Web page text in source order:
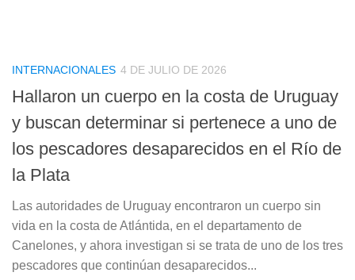
INTERNACIONALES 4 DE JULIO DE 2026
Hallaron un cuerpo en la costa de Uruguay
y buscan determinar si pertenece a uno de
los pescadores desaparecidos en el Río de
la Plata
Las autoridades de Uruguay encontraron un cuerpo sin
vida en la costa de Atlántida, en el departamento de
Canelones, y ahora investigan si se trata de uno de los tres
pescadores que continúan desaparecidos...